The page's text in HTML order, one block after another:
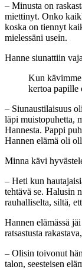
– Minusta on
miettinyt. Onko
koska on tiennyt
mielessäni usein.
Hanne siunattiin
Kun
kertoa papille
– Siunaustilaisuus
läpi muistopuhetta,
Hannesta. Pappi
Hannen elämä oli
Minna kävi
– Heti kun
tehtävä se. Halusin
rauhalliselta, siltä,
Hannen elämässä
ratsastusta
– Olisin toivonut
talon, seesteisen